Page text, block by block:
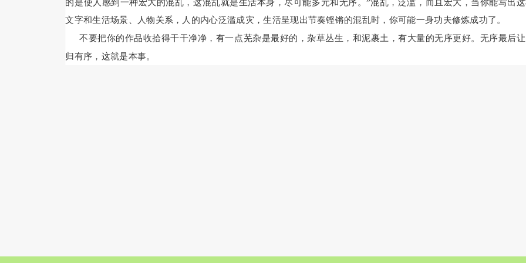
的是使人感到一种宏大的混乱，这混乱就是生活本身，尽可能多元和无序。”混乱，泛滥，而且宏大，当你能写出
文字和生活场景、人物关系，人的内心泛滥成灾，生活呈现出节奏铿锵的混乱时，你可能一身功夫修炼成功了。
不要把你的作品收拾得干干净净，有一点芜杂是最好的，杂草丛生，和泥裹土，有大量的无序更好。无序最后
归有序，这就是本事。